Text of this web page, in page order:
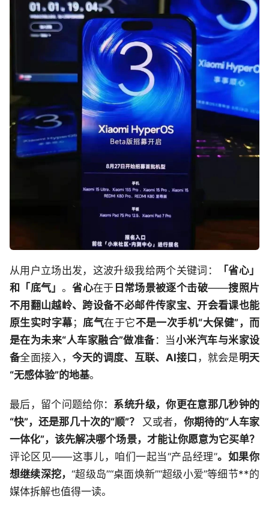
从用户立场出发，这波升级我给两个关键词：
「省心」
和「底气」 。省心在于 日常场景被逐个击破——搜照片
不用翻山越岭、跨设备不必邮件传家宝、开会看课也能
原生实时字幕； 底气在于它不是一次手机“大保健”，而
是在为未来“人车家融合”做准备：当小米汽车与米家设
备全面接入， 今天的调度、互联、AI接口 ，就会是明天
“无感体验”的地基。
最后，留个问题给你： 系统升级，你更在意那几秒钟的
“快”，还是那几十次的“顺”？
又或者， 你期待的“人车家
一体化”，该先解决哪个场景，才能让你愿意为它买单？
评论区见——这事儿，咱们一起当“产品经理”。如果你
想继续深挖，“超级岛”“桌面焕新”“超级小爱”等细节**的
媒体拆解也值得一读。